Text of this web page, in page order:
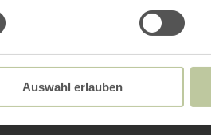
Auswahl erlauben